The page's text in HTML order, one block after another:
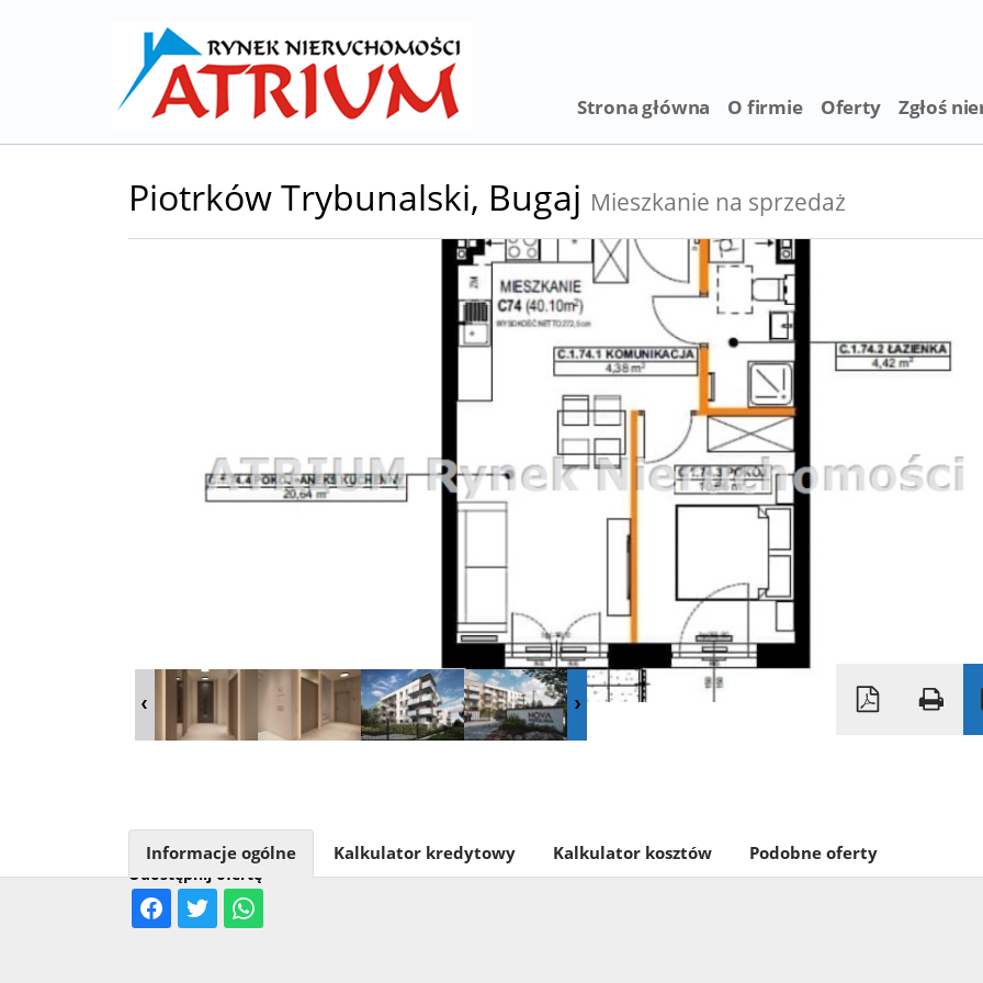
Strona główna O firmie Oferty Zgłoś
Piotrków Trybunalski, Bugaj Mieszkanie na sprzedaż
Udostępnij ofertę
Informacje ogólne Kalkulator kredytowy Kalkulator kosztów Podobne oferty